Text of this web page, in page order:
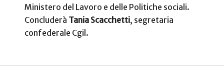
Ministero del Lavoro e delle Politiche sociali.
Concluderà Tania Scacchetti, segretaria
confederale Cgil.